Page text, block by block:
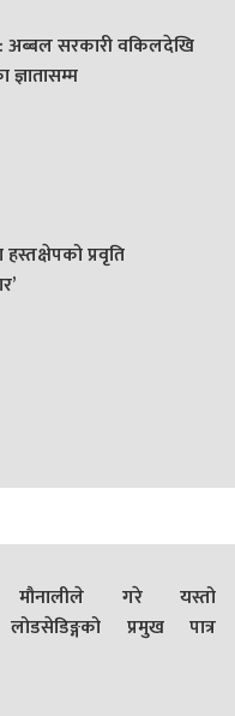
अब्बल सरकारी वकिलदेखि
ज्ञातासम्म
प्रवृति
गरे यस्तो
प्रमुख पात्र